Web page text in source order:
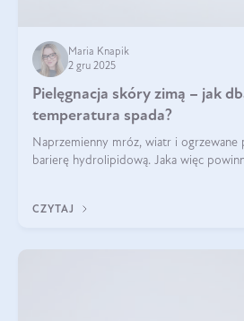
Maria Knapik
2 gru 2025
Pielęgnacja skóry zimą – jak
temperatura spada?
Naprzemienny mróz, wiatr i ogrzewane
barierę hydrolipidową. Jaka więc
CZYTAJ